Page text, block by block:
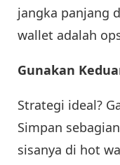
jangka panjang
wallet adalah
Gunakan
Strategi ideal?
Simpan
sisanya di hot